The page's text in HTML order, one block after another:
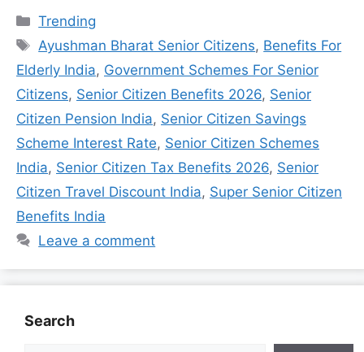
सुविधाओं की घोषणा की है। इस योजना का मुख्य मकसद सीनियर
सिटीजन को आर्थिक सुरक्षा, बेहतर स्वास्थ्य सेवाएं और सामाजिक सम्मान
…Read more
Categories
Trending
Tags
Ayushman Bharat Senior Citizens, Benefits For
Elderly India, Government Schemes For Senior
Citizens, Senior Citizen Benefits 2026, Senior
Citizen Pension India, Senior Citizen Savings
Scheme Interest Rate, Senior Citizen Schemes
India, Senior Citizen Tax Benefits 2026, Senior
Citizen Travel Discount India, Super Senior Citizen
Benefits India
Leave a comment
Search